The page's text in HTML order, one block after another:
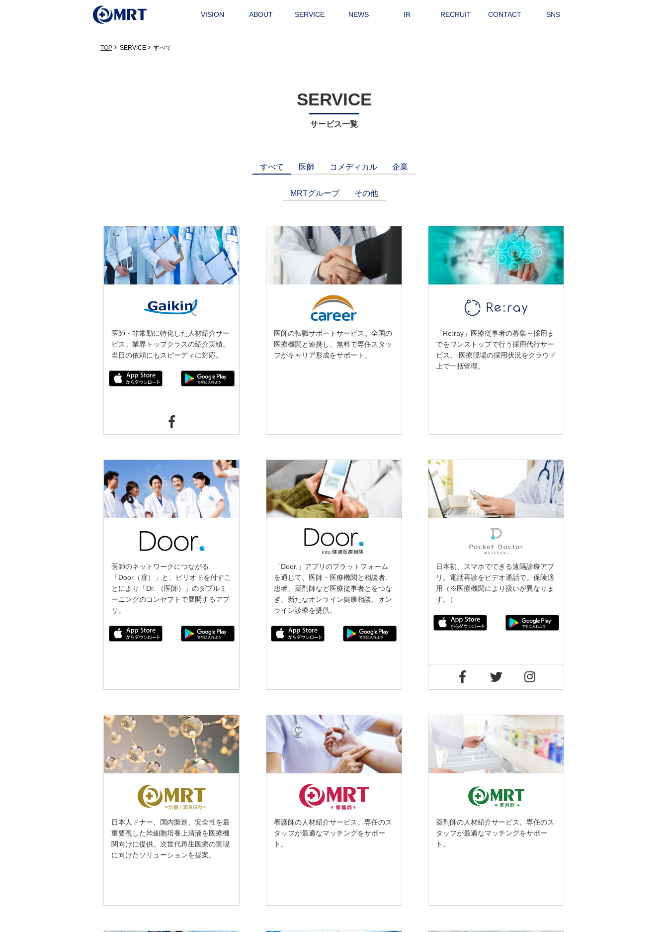
VISION ABOUT SERVICE NEWS IR RECRUIT CONTACT SNS
TOP SERVICE すべて
SERVICE
サービス一覧
すべて 医師 コメディカル 企業
MRTグループ その他
医師・非常勤に特化した人材紹介サー
ビス。業界トップクラスの紹介実績。
当日の依頼にもスピーディに対応。
医師の転職サポートサービス。全国の
医療機関と連携し、無料で専任スタッ
フがキャリア形成をサポート。
「Re:ray」医療従事者の募集～採用ま
でをワンストップで行う採用代行サー
ビス。 医療現場の採用状況をクラウド
上で一括管理。
医師のネットワークにつながる
「Door（扉）」と、ピリオドを付すこ
とにより「Dr. （医師）」のダブルミ
ーニングのコンセプトで展開するアプ
リ。
「Door.」アプリのプラットフォーム
を通じて、医師・医療機関と相談者、
患者、薬剤師など医療従事者とをつな
ぎ、新たなオンライン健康相談、オン
ライン診療を提供。
日本初、スマホでできる遠隔診療アプ
リ。電話再診をビデオ通話で。保険適
用（※医療機関により扱いが異なりま
す。）
日本人ドナー、国内製造、安全性を最
重要視した幹細胞培養上清液を医療機
関向けに提供。次世代再生医療の実現
に向けたソリューションを提案。
看護師の人材紹介サービス。専任のス
タッフが最適なマッチングをサポー
ト。
薬剤師の人材紹介サービス。専任のス
タッフが最適なマッチングをサポー
ト。